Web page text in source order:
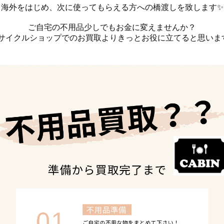
海外をはじめ、次に使ってもらえる方への橋渡しを致します✨
ご自宅の不用品少しでもお金に変えませんか？
イクルショップでのお買取よりきっとお役に立てると思いま